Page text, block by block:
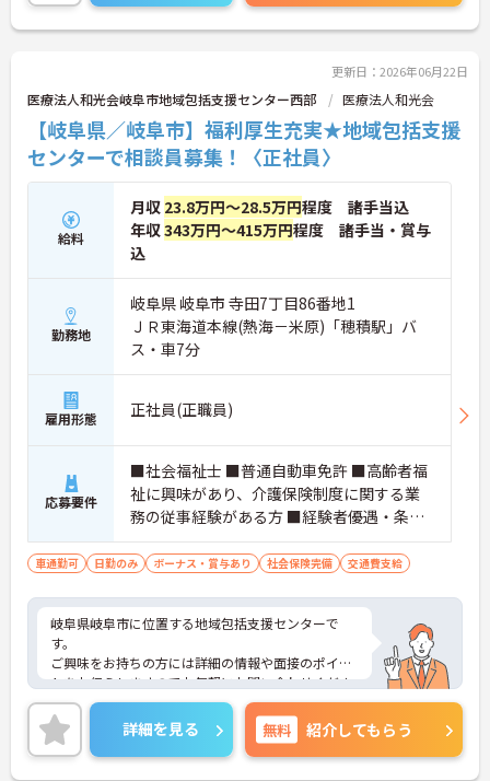
更新日：2026年06月22日
医療法人和光会岐阜市地域包括支援センター西部 医療法人和光会
【岐阜県／岐阜市】福利厚生充実★地域包括支援
センターで相談員募集！〈正社員〉
給料
月収 23.8万円～28.5万円程度 諸手当込
年収343万円～415万円程度 諸手当・賞与
込
勤務地
岐阜県 岐阜市 寺田7丁目86番地1
ＪＲ東海道本線(熱海－米原)「穂積駅」バ
ス・車7分
雇用形態 正社員(正職員)
応募要件
■社会福祉士 ■普通自動車免許 ■高齢者福
祉に興味があり、介護保険制度に関する業
務の従事経験がある方 ■経験者優遇・条件
については応相談
車通勤可 日勤のみ ボーナス・賞与あり 社会保険完備 交通費支給
岐阜県岐阜市に位置する地域包括支援センターで
す。
ご興味をお持ちの方には詳細の情報や面接のポイン
トをお伝えしますのでお気軽にお問い合わせくださ
いませ。
詳細を見る 無料 紹介してもらう